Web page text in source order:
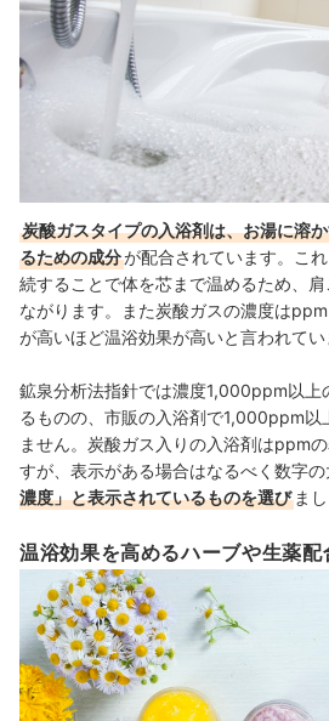
炭酸ガスタイプの入浴剤は、お湯に溶
るための成分が配合されています。こ
続することで体を芯まで温めるため、
ながります。また炭酸ガスの濃度は
が高いほど温浴効果が高いと言われてい
鉱泉分析法指針では濃度1,000ppm以上
るものの、市販の入浴剤で1,000ppm以
ません。炭酸ガス入りの入浴剤はppm
すが、表示がある場合はなるべく数字の
濃度」と表示されているものを選び まし
温浴効果を高めるハーブや生薬配